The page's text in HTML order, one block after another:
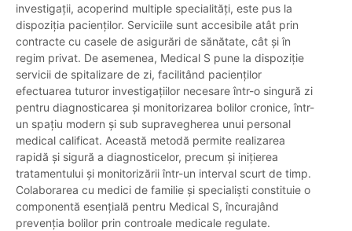
investigații, acoperind multiple specialități, este pus la
dispoziția pacienților. Serviciile sunt accesibile atât prin
contracte cu casele de asigurări de sănătate, cât și în
regim privat. De asemenea, Medical S pune la dispoziție
servicii de spitalizare de zi, facilitând pacienților
efectuarea tuturor investigațiilor necesare într-o singură zi
pentru diagnosticarea și monitorizarea bolilor cronice, într-
un spațiu modern și sub supravegherea unui personal
medical calificat. Această metodă permite realizarea
rapidă și sigură a diagnosticelor, precum și inițierea
tratamentului și monitorizării într-un interval scurt de timp.
Colaborarea cu medici de familie și specialiști constituie o
componentă esențială pentru Medical S, încurajând
prevenția bolilor prin controale medicale regulate.